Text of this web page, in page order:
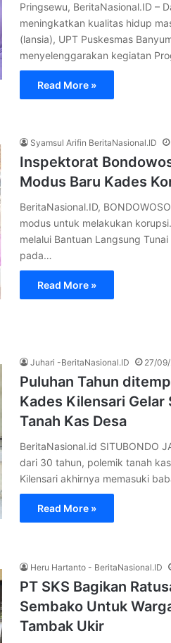
Pringsewu, BeritaNasional.ID –
meningkatkan kualitas hidup
(lansia), UPT Puskesmas
menyelenggarakan kegiatan
Read More »
Syamsul Arifin BeritaNasional.ID
Inspektorat
Modus Baru Kades
BeritaNasional.ID,
modus untuk melakukan
melalui Bantuan Langsung
pada…
Read More »
Juhari -BeritaNasional.ID 27/
Puluhan Tahun
Kades Kilensari Gelar
Tanah Kas Desa
BeritaNasional.id SITUBONDO
dari 30 tahun, polemik tanah
Kilensari akhirnya memasuki
Read More »
Heru Hartanto - BeritaNasional.ID
PT SKS Bagikan
Sembako Untuk
Tambak Ukir